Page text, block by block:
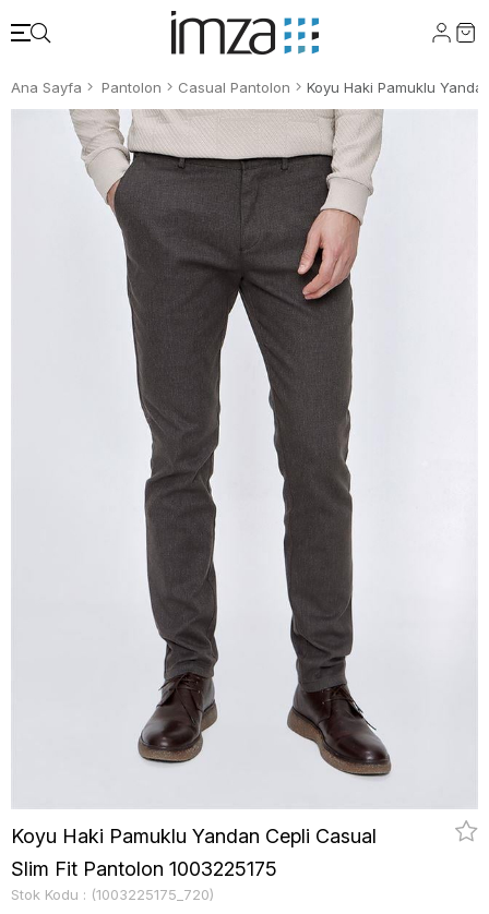
Ana Sayfa Pantolon Casual Pantolon
Koyu Haki Pamuklu Yandan Cepli Casual
Slim Fit Pantolon 1003225175
Stok Kodu (1003225175_720)